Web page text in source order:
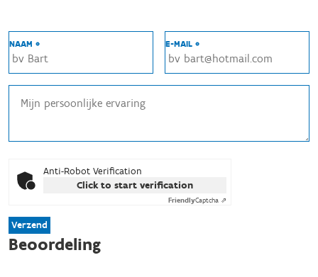
NAAM * E-MAIL *
Anti-Robot Verification
Click to start verification
FriendlyCaptcha ⇗
Verzend
Beoordeling